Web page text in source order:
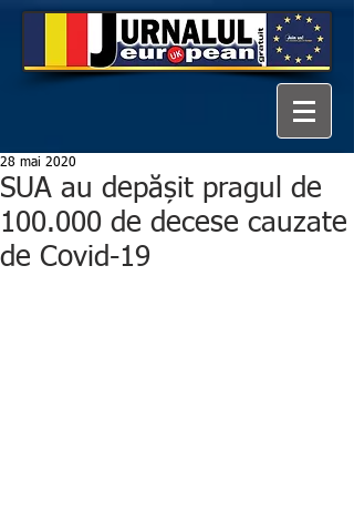
SUA au depășit pragul de
100.000 de decese cauzate
de Covid-19
28 mai 2020